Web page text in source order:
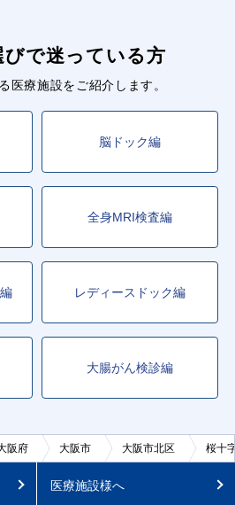
びで迷っている方
医療施設をご紹介します。
脳ドック編
全身MRI検査編
レディースドック編
大腸がん検診編
阪府 大阪市 大阪市北区 桜十
医療施設様へ